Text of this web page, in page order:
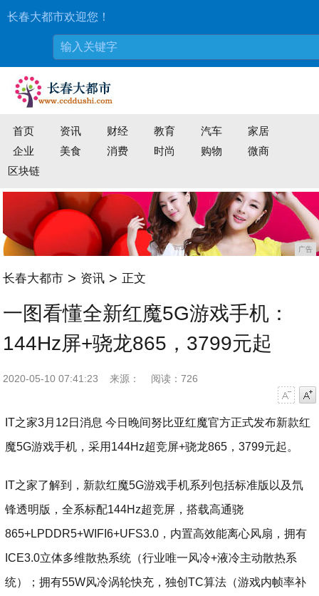
长春大都市欢迎您！
首页 资讯 财经 教育 汽车
家居
企业
美食 消费 时尚 购物
微商
区块链
广告
长春大都市 > 资讯 > 正文
一图看懂全新红魔5G游戏手机：
144Hz屏+骁龙865，3799元起
2020-05-10 07:41:23 来源：
阅读：726
IT之家3月12日消息 今日晚间努比亚红魔官方正式发布新款红
魔5G游戏手机，采用144Hz超竞屏+骁龙865，3799元起。
IT之家了解到， 新款红魔5G游戏手机系列包括标准版以及氘
锋透明版，全系标配144Hz超竞屏，搭载高通骁
865+LPDDR5+WIFI6+UFS3.0 ，内置高效能离心风扇，拥有
ICE3.0立体多维散热系统（行业唯一风冷+液冷主动散热系
统）；拥有55W风冷涡轮快充，独创TC算法（游戏内帧率补